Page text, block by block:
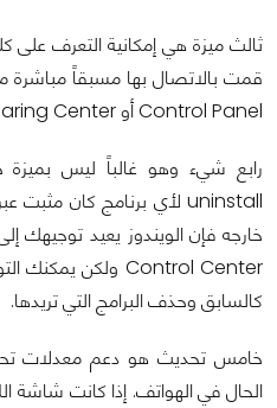
Control Panel أو Network and Sharing Center مجدداً.
رابع شيء وهو غالباً ليس
كالسابق وحذف البرامج التي تريدها.
خامس تحديث هو دعم معدلات
الحال في الهواتف. إذا كانت شاشة